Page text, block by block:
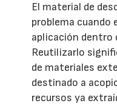
El material de
problema cuando
aplicación dentro
Reutilizarlo
de materiales
destinado a
recursos ya